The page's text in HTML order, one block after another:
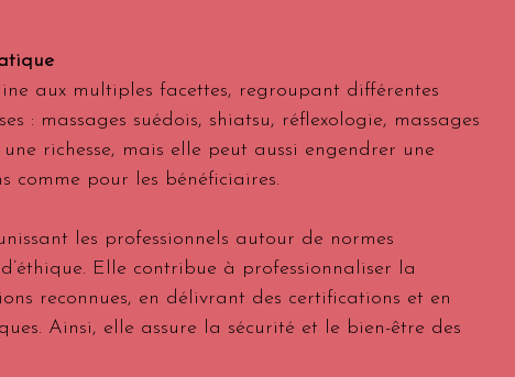
aux multiples facettes, regroupant différentes
: massages suédois, shiatsu, réflexologie, massages
richesse, mais elle peut aussi engendrer une
comme pour les bénéficiaires.
les professionnels autour de normes
Elle contribue à professionnaliser la
reconnues, en délivrant des certifications et en
Ainsi, elle assure la sécurité et le bien-être des